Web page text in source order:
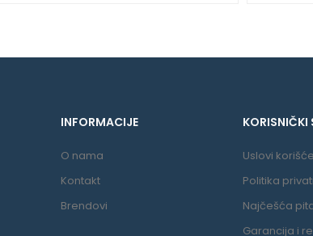
INFORMACIJE
O nama
Kontakt
Brendovi
KORISNIČKI
Uslovi
Politika
Najčešća
Garancija i